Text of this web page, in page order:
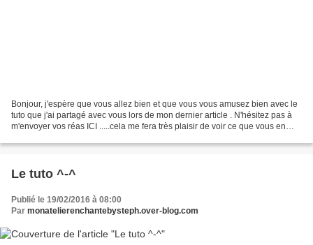
Bonjour, j'espère que vous allez bien et que vous vous amusez bien avec le
tuto que j'ai partagé avec vous lors de mon dernier article . N'hésitez pas à
m'envoyer vos réas ICI .....cela me fera très plaisir de voir ce que vous en
Le tuto ^-^
Publié le 19/02/2016 à 08:00
Par monatelierenchantebysteph.over-blog.com